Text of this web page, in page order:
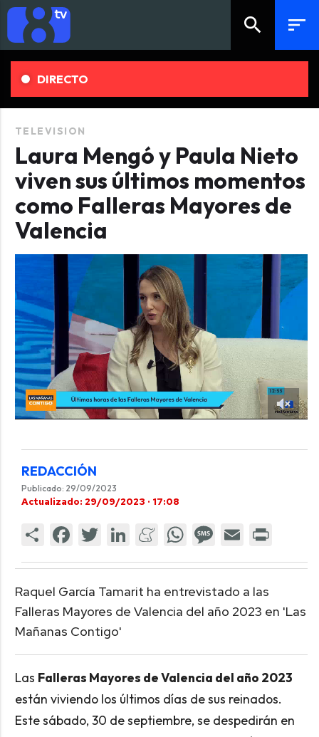
search sort
DIRECTO
TELEVISION
Laura Mengó y Paula Nieto
viven sus últimos momentos
como Falleras Mayores de
Valencia
REDACCIÓN
Publicado: 29/09/2023
Actualizado: 29/09/2023 · 17:08
Raquel García Tamarit ha entrevistado a las
Falleras Mayores de Valencia del año 2023 en 'Las
Mañanas Contigo'
Las Falleras Mayores de Valencia del año 2023
están viviendo los últimos días de sus reinados.
Este sábado, 30 de septiembre, se despedirán en